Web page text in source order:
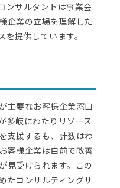
ンサルタントは事業会
企業の立場を理解した
提供しています。
主要なお客様企業窓口
多岐にわたりリソース
支援するも、計数はわ
客様企業は自前で改善
見受けられます。この
たコンサルティングサ